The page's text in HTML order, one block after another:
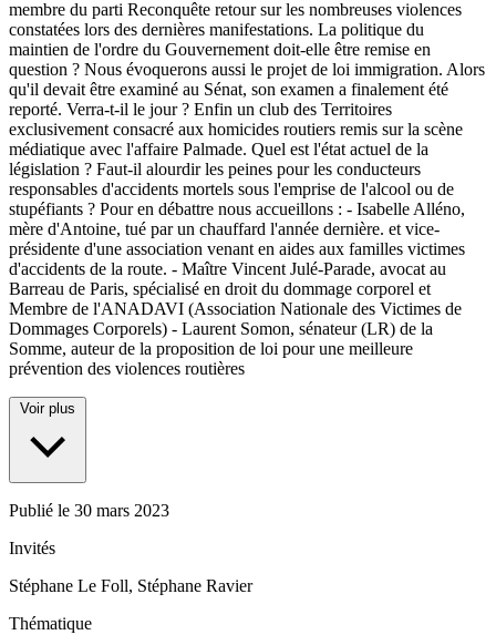
membre du parti Reconquête retour sur les nombreuses violences
constatées lors des dernières manifestations. La politique du
maintien de l'ordre du Gouvernement doit-elle être remise en
question ? Nous évoquerons aussi le projet de loi immigration. Alors
qu'il devait être examiné au Sénat, son examen a finalement été
reporté. Verra-t-il le jour ? Enfin un club des Territoires
exclusivement consacré aux homicides routiers remis sur la scène
médiatique avec l'affaire Palmade. Quel est l'état actuel de la
législation ? Faut-il alourdir les peines pour les conducteurs
responsables d'accidents mortels sous l'emprise de l'alcool ou de
stupéfiants ? Pour en débattre nous accueillons : - Isabelle Alléno,
mère d'Antoine, tué par un chauffard l'année dernière. et vice-
présidente d'une association venant en aides aux familles victimes
d'accidents de la route. - Maître Vincent Julé-Parade, avocat au
Barreau de Paris, spécialisé en droit du dommage corporel et
Membre de l'ANADAVI (Association Nationale des Victimes de
Dommages Corporels) - Laurent Somon, sénateur (LR) de la
Somme, auteur de la proposition de loi pour une meilleure
prévention des violences routières
Voir plus
Publié le 30 mars 2023
Invités
Stéphane Le Foll, Stéphane Ravier
Thématique